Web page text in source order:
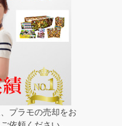
プラモの売却をお